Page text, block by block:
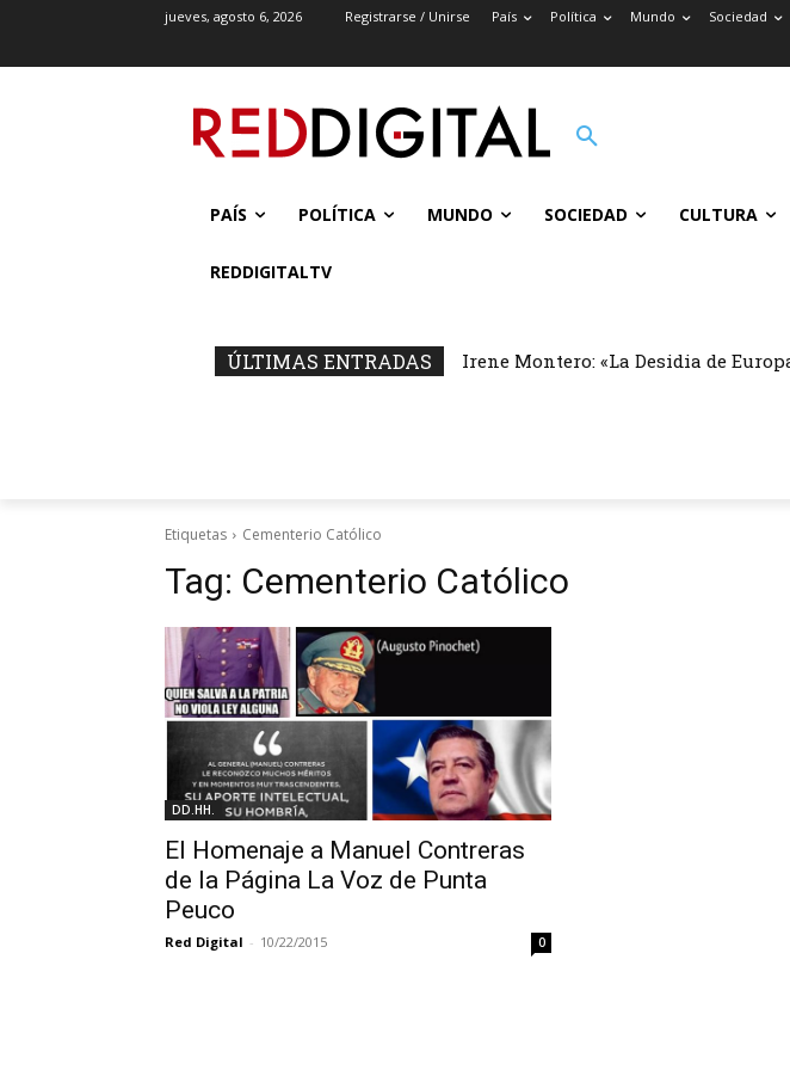
jueves, agosto 6, 2026 Registrarse / Unirse País Política Mundo Sociedad
PAÍS POLÍTICA MUNDO SOCIEDAD CULTURA
REDDIGITALTV
ÚLTIMAS ENTRADAS Irene Montero: «La Desidia de
Etiquetas Cementerio Católico
Tag: Cementerio Católico
DD.HH.
El Homenaje a Manuel Contreras
de la Página La Voz de Punta
Peuco
Red Digital - 10/22/2015 0